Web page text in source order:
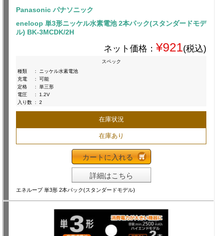
Panasonic パナソニック
eneloop 単3形ニッケル水素電池 2本パック(スタンダードモデ
ル) BK-3MCDK/2H
ネット価格： ¥921(税込)
スペック
種類
:
ニッケル水素電池
充電
:
可能
定格
:
単三形
電圧
:
1.2V
入り数 : 2
在庫状況
在庫あり
カートに入れる
詳細はこちら
エネループ 単3形 2本パック(スタンダードモデル)